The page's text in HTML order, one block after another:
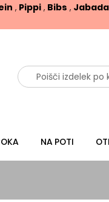
, Pippi , Bibs ,
Išči
NA POTI